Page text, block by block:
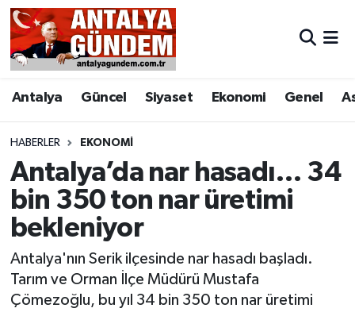
Antalya Güncel Siyaset Ekonomi Genel
HABERLER EKONOMI
Antalya’da nar hasadı… 34
bin 350 ton nar üretimi
bekleniyor
Antalya'nın Serik ilçesinde nar hasadı başladı.
Tarım ve Orman İlçe Müdürü Mustafa
Çömezoğlu, bu yıl 34 bin 350 ton nar üretimi
Antalya
Asayiş
Bilim & Teknoloji
Bölge
EĞİTİM
Ekonomi
Genel
Antalya Nöbetçi Eczaneler
Antalya Hava Durumu
Antalya Namaz Vakitleri
Antalya Trafik Yoğunluk Haritası
Süper Lig Puan Durumu ve Fikstür
Tüm Manşetler
Son Dakika Haberleri